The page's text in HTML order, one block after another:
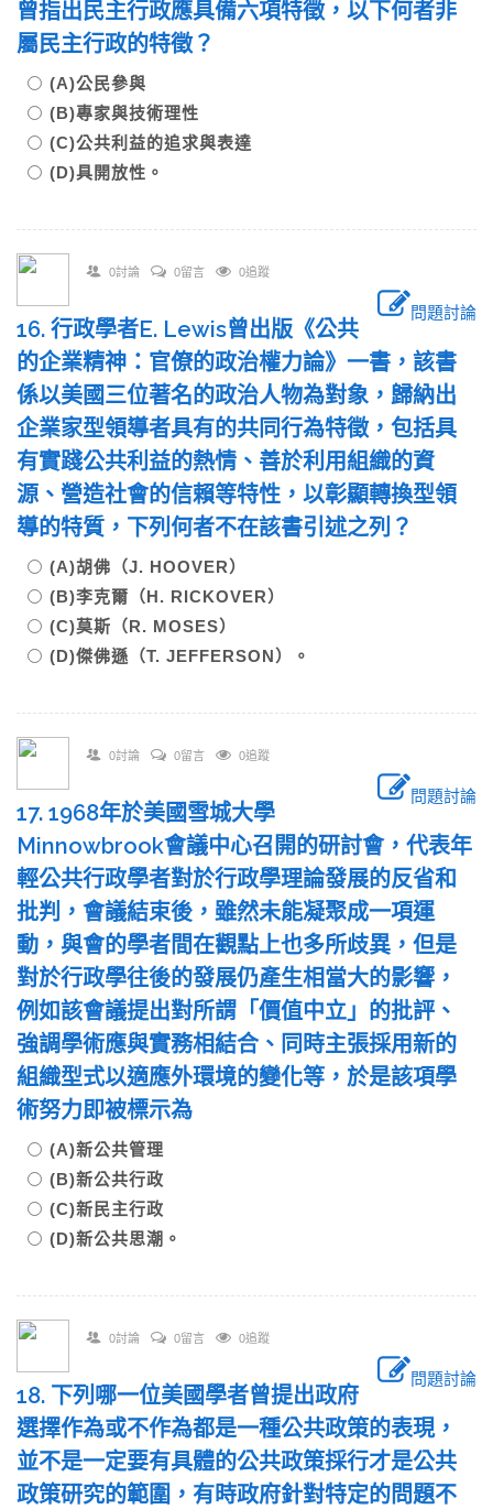
曾指出民主行政應具備六項特徵，以下何者非
屬民主行政的特徵？
(A)公民參與
(B)專家與技術理性
(C)公共利益的追求與表達
(D)具開放性。
0討論 0留言 0追蹤
問題討論
16. 行政學者E. Lewis曾出版《公共
的企業精神：官僚的政治權力論》一書，該書
係以美國三位著名的政治人物為對象，歸納出
企業家型領導者具有的共同行為特徵，包括具
有實踐公共利益的熱情、善於利用組織的資
源、營造社會的信賴等特性，以彰顯轉換型領
導的特質，下列何者不在該書引述之列？
(A)胡佛（J. HOOVER）
(B)李克爾（H. RICKOVER）
(C)莫斯（R. MOSES）
(D)傑佛遜（T. JEFFERSON）。
0討論 0留言 0追蹤
問題討論
17. 1968年於美國雪城大學
Minnowbrook會議中心召開的研討會，代表年
輕公共行政學者對於行政學理論發展的反省和
批判，會議結束後，雖然未能凝聚成一項運
動，與會的學者間在觀點上也多所歧異，但是
對於行政學往後的發展仍產生相當大的影響，
例如該會議提出對所謂「價值中立」的批評、
強調學術應與實務相結合、同時主張採用新的
組織型式以適應外環境的變化等，於是該項學
術努力即被標示為
(A)新公共管理
(B)新公共行政
(C)新民主行政
(D)新公共思潮。
0討論 0留言 0追蹤
問題討論
18. 下列哪一位美國學者曾提出政府
選擇作為或不作為都是一種公共政策的表現，
並不是一定要有具體的公共政策採行才是公共
政策研究的範圍，有時政府針對特定的問題不